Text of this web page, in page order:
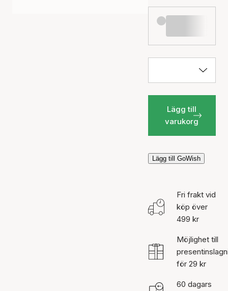
Lägg till
varukorg
Lägg till GoWish
Fri frakt vid
köp över
499 kr
Möjlighet till
för 29 kr
60 dagars